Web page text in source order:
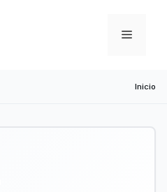
Menu
Inicio